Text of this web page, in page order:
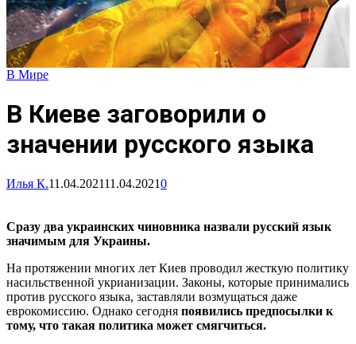
В Мире
В Киеве заговорили о
значении русского языка
Илья К.11.04.202111.04.20210
Сразу два украинских чиновника назвали русский язык
значимым для Украины.
На протяжении многих лет Киев проводил жесткую политику
насильственной укрианизации. Законы, которые принимались
против русского языка, заставляли возмущаться даже
еврокомиссию. Однако сегодня появились предпосылки к
тому, что такая политика может смягчиться.